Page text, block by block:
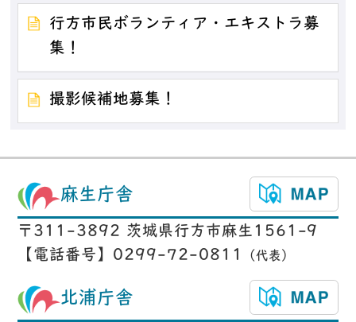
行方市民ボランティア・エキストラ募
集！
撮影候補地募集！
麻生庁舎
〒311-3892 茨城県行方市麻生1561-9
【電話番号】0299-72-0811
（代表）
北浦庁舎